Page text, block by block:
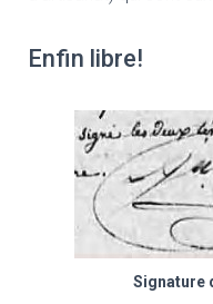
Enfin libre!
Signature